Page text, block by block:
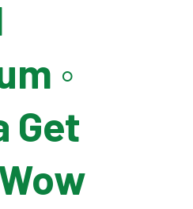
◦
Get